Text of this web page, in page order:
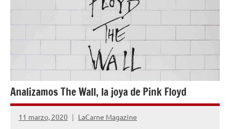
Analizamos The Wall, la joya de Pink Floyd
11 marzo, 2020 LaCarne Magazine
1